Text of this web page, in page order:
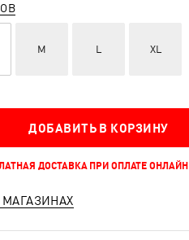
M L XL
ДОБАВИТЬ В КОРЗИНУ
ДОСТАВКА ПРИ ОПЛАТЕ ОНЛАЙН